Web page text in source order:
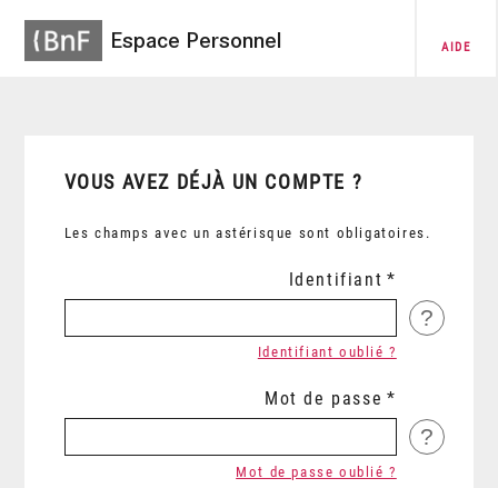
Espace Personnel AIDE
VOUS AVEZ DÉJÀ UN COMPTE ?
Les champs avec un astérisque sont obligatoires.
Identifiant
?
Identifiant oublié ?
Mot de passe
?
Mot de passe oublié ?